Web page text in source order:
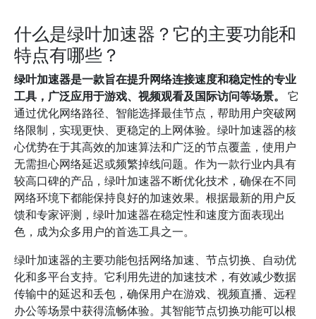
什么是绿叶加速器？它的主要功能和
特点有哪些？
绿叶加速器是一款旨在提升网络连接速度和稳定性的专业
工具，广泛应用于游戏、视频观看及国际访问等场景。
它
通过优化网络路径、智能选择最佳节点，帮助用户突破网
络限制，实现更快、更稳定的上网体验。绿叶加速器的核
心优势在于其高效的加速算法和广泛的节点覆盖，使用户
无需担心网络延迟或频繁掉线问题。作为一款行业内具有
较高口碑的产品，绿叶加速器不断优化技术，确保在不同
网络环境下都能保持良好的加速效果。根据最新的用户反
馈和专家评测，绿叶加速器在稳定性和速度方面表现出
色，成为众多用户的首选工具之一。
绿叶加速器的主要功能包括网络加速、节点切换、自动优
化和多平台支持。它利用先进的加速技术，有效减少数据
传输中的延迟和丢包，确保用户在游戏、视频直播、远程
办公等场景中获得流畅体验。其智能节点切换功能可以根